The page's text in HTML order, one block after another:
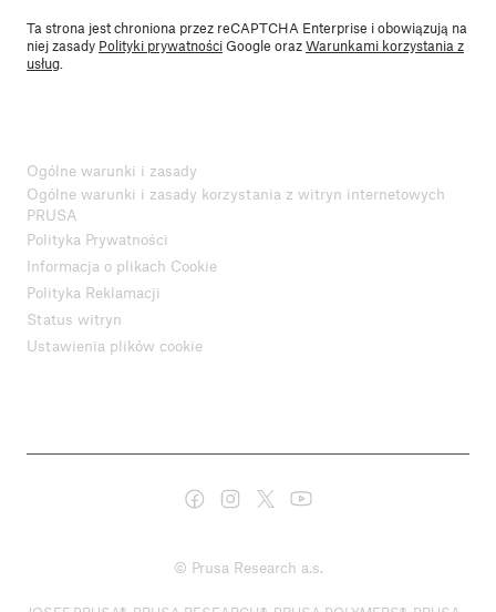
Ta strona jest chroniona przez reCAPTCHA Enterprise i obowiązują na
niej zasady Polityki prywatnościGoogle orazWarunkami korzystania z
usług
Ogólne warunki i zasady
Ogólne warunki i zasady korzystania z witryn internetowych
PRUSA
Polityka Prywatności
Informacja o plikach Cookie
Polityka Reklamacji
Status witryn
Ustawienia plików cookie
© Prusa Research a.s.